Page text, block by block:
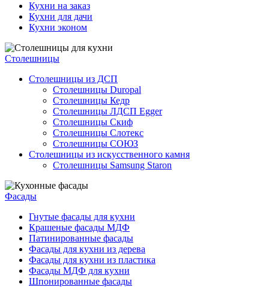
Кухни на заказ
Кухни для дачи
Кухни эконом
Cтолешницы
Столешницы из ДСП
Столешницы Duropal
Столешницы Кедр
Столешницы ЛДСП Egger
Столешницы Скиф
Столешницы Слотекс
Столешницы СОЮЗ
Столешницы из искусственного камня
Столешницы Samsung Staron
Фасады
Гнутые фасады для кухни
Крашеные фасады МДФ
Патинированные фасады
Фасады для кухни из дерева
Фасады для кухни из пластика
Фасады МДФ для кухни
Шпонированные фасады